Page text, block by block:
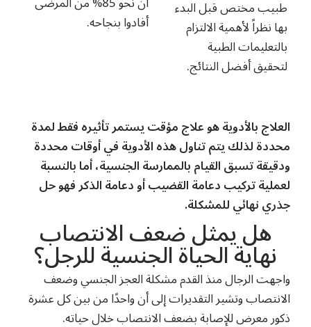
طبيب مختص قبل البدء
بها نظراً لأهمية الالتزام
بالتعليمات الطبية
لتحقيق أفضل النتائج.
أفادوا بنجاحه.
العلاج بالأدوية هو علاج مؤقت يستمر تأثيره فقط لمدة
محددة لذلك يتم تناول هذه الأدوية في أوقات محددة
ودقيقة تسبق القيام بالممارسة الجنسية، أما بالنسبة
لعملية تركيب دعامة القضيب أو دعامة الذكر فهو حل
جذري نهائي للمشكلة.
هل يمثل ضعف الانتصاب
نهاية الحياة الجنسية للرجل؟
واجهت الرجال منذ القدم مشكلةالعجز الجنسيوضعف
الانتصاب وتشير التقديرات إلى أن واحدًا من بين كل عشرة
ذكور معرض للإصابة بضعف الانتصاب خلال حياته.